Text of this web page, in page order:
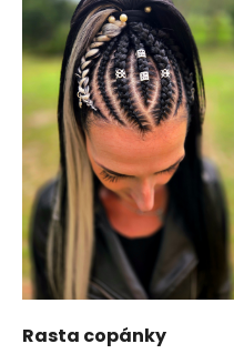
Rasta copánky